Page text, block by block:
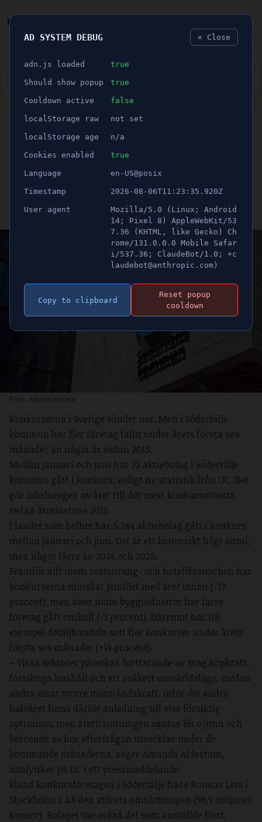
👮🏻‍♂️ BLÅLJUS ÅSIKTER SPORT
ANNONS
Konkursrekord i
Södertälje under första
halvåret
Publicerad 8 juli 2026 08:00
Konkurserna i Sverige vänder ner. Men i Södertälje
kommun har fler företag fallit under årets första sex
månader än något år sedan 2015.
Mellan januari och juni har 72 aktiebolag i Södertälje
kommun gått i konkurs, enligt ny statistik från UC. Det
gör inledningen av året till det mest konkursutsatta
sedan åtminstone 2015.
I landet som helhet har 5 244 aktiebolag gått i konkurs
mellan januari och juni. Det är ett historiskt högt antal,
men något färre än 2024 och 2025.
Framför allt inom restaurang- och hotellbranschen har
konkurserna minskat jämfört med året innan (-17
procent), men även inom byggindustrin har färre
företag gått omkull (-3 procent). Däremot har till
exempel detaljhandeln sett fler konkurser under årets
första sex månader (+14 procent).
– Vissa sektorer påverkas fortfarande av svag köpkraft,
försiktiga hushåll och ett osäkert omvärldsläge, medan
andra visar större motståndskraft. Inför det andra
halvåret finns därför anledning till viss försiktig
optimism, men återhämtningen väntas bli ojämn och
beroende av hur efterfrågan utvecklas under de
kommande månaderna, säger Amanda Aldestam,
analytiker på UC i ett pressmeddelande.
Bland konkursföretagen i Södertälje hade Ronnas Livs i
Stockholm 2 AB den största omsättningen (99,9 miljoner
kronor). Bolaget var också det som anställde flest,
AD SYSTEM DEBUG ✕ Close
adn.js loaded true
Should show popup true
Cooldown active false
localStorage raw not set
localStorage age n/a
Cookies enabled true
Language en-US@posix
Timestamp 2026-08-06T11:23:35.920Z
User agent
Mozilla/5.0 (Linux; Android
14; Pixel 8) AppleWebKit/53
7.36 (KHTML, like Gecko) Ch
rome/131.0.0.0 Mobile Safar
i/537.36; ClaudeBot/1.0; +c
laudebot@anthropic.com)
Copy to clipboard
Reset popup
cooldown